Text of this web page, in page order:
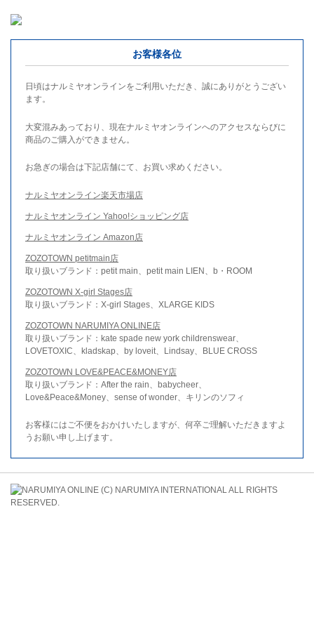
お客様各位
日頃はナルミヤオンラインをご利用いただき、誠にありがとうござい
ます。
大変混みあっており、現在ナルミヤオンラインへのアクセスならびに
商品のご購入ができません。
お急ぎの場合は下記店舗にて、お買い求めください。
ナルミヤオンライン楽天市場店
ナルミヤオンライン Yahoo!ショッピング店
ナルミヤオンライン Amazon店
ZOZOTOWN petitmain店
取り扱いブランド：petit main、petit main LIEN、b・ROOM
ZOZOTOWN X-girl Stages店
取り扱いブランド：X-girl Stages、XLARGE KIDS
ZOZOTOWN NARUMIYA ONLINE店
取り扱いブランド：kate spade new york childrenswear、
LOVETOXIC、kladskap、by loveit、Lindsay、BLUE CROSS
ZOZOTOWN LOVE&PEACE&MONEY店
取り扱いブランド：After the rain、babycheer、
Love&Peace&Money、sense of wonder、キリンのソフィ
お客様にはご不便をおかけいたしますが、何卒ご理解いただきますよ
うお願い申し上げます。